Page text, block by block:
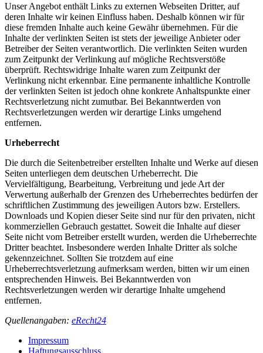
Unser Angebot enthält Links zu externen Webseiten Dritter, auf
deren Inhalte wir keinen Einfluss haben. Deshalb können wir für
diese fremden Inhalte auch keine Gewähr übernehmen. Für die
Inhalte der verlinkten Seiten ist stets der jeweilige Anbieter oder
Betreiber der Seiten verantwortlich. Die verlinkten Seiten wurden
zum Zeitpunkt der Verlinkung auf mögliche Rechtsverstöße
überprüft. Rechtswidrige Inhalte waren zum Zeitpunkt der
Verlinkung nicht erkennbar. Eine permanente inhaltliche Kontrolle
der verlinkten Seiten ist jedoch ohne konkrete Anhaltspunkte einer
Rechtsverletzung nicht zumutbar. Bei Bekanntwerden von
Rechtsverletzungen werden wir derartige Links umgehend
entfernen.
Urheberrecht
Die durch die Seitenbetreiber erstellten Inhalte und Werke auf diesen
Seiten unterliegen dem deutschen Urheberrecht. Die
Vervielfältigung, Bearbeitung, Verbreitung und jede Art der
Verwertung außerhalb der Grenzen des Urheberrechtes bedürfen der
schriftlichen Zustimmung des jeweiligen Autors bzw. Erstellers.
Downloads und Kopien dieser Seite sind nur für den privaten, nicht
kommerziellen Gebrauch gestattet. Soweit die Inhalte auf dieser
Seite nicht vom Betreiber erstellt wurden, werden die Urheberrechte
Dritter beachtet. Insbesondere werden Inhalte Dritter als solche
gekennzeichnet. Sollten Sie trotzdem auf eine
Urheberrechtsverletzung aufmerksam werden, bitten wir um einen
entsprechenden Hinweis. Bei Bekanntwerden von
Rechtsverletzungen werden wir derartige Inhalte umgehend
entfernen.
Quellenangaben: eRecht24
Impressum
Haftungsausschluss